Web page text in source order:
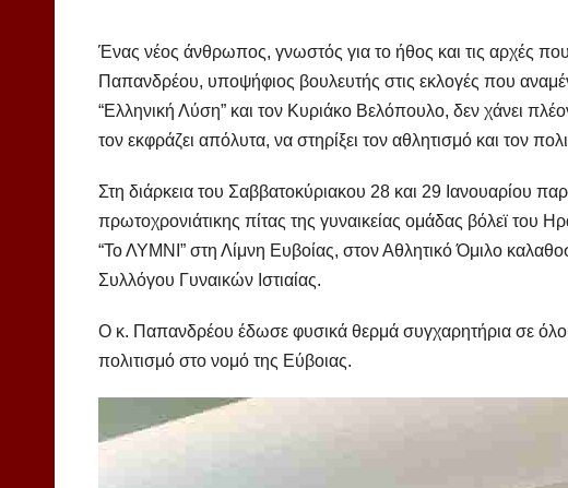
Ένας νέος άνθρωπος, γνωστός για το ήθος και τις αρχές
Παπανδρέου, υποψήφιος βουλευτής στις εκλογές που
“Ελληνική Λύση” και τον Κυριάκο Βελόπουλο, δεν χάνει
τον εκφράζει απόλυτα, να στηρίξει τον αθλητισμό και τον
Στη διάρκεια του Σαββατοκύριακου 28 και 29 Ιανουαρίου
πρωτοχρονιάτικης πίτας της γυναικείας ομάδας βόλεϊ του
“Το ΛΥΜΝΙ” στη Λίμνη Ευβοίας, στον Αθλητικό Όμιλο
Συλλόγου Γυναικών Ιστιαίας.
Ο κ. Παπανδρέου έδωσε φυσικά θερμά συγχαρητήρια σε
πολιτισμό στο νομό της Εύβοιας.